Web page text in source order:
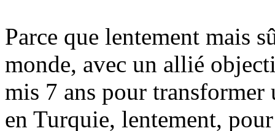
Parce que lentement mais
monde, avec un allié
mis 7 ans pour
en Turquie, lentement,